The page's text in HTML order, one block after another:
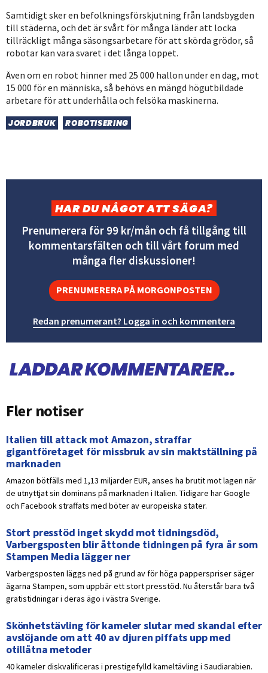
Samtidigt sker en befolkningsförskjutning från landsbygden
till städerna, och det är svårt för många länder att locka
tillräckligt många säsongsarbetare för att skörda grödor, så
robotar kan vara svaret i det långa loppet.
Även om en robot hinner med 25 000 hallon under en dag, mot
15 000 för en människa, så behövs en mängd högutbildade
arbetare för att underhålla och felsöka maskinerna.
JORDBRUK ROBOTISERING
HAR DU NÅGOT ATT SÄGA?
Prenumerera för 99 kr/mån och få tillgång till
kommentarsfälten och till vårt forum med
många fler diskussioner!
PRENUMERERA PÅ MORGONPOSTEN
Redan prenumerant? Logga in och kommentera
Fler notiser
Italien till attack mot Amazon, straffar
gigantföretaget för missbruk av sin maktställning på
marknaden
Amazon bötfälls med 1,13 miljarder EUR, anses ha brutit mot lagen när
de utnyttjat sin dominans på marknaden i Italien. Tidigare har Google
och Facebook straffats med böter av europeiska stater.
Stort presstöd inget skydd mot tidningsdöd,
Varbergsposten blir åttonde tidningen på fyra år som
Stampen Media lägger ner
Varbergsposten läggs ned på grund av för höga papperspriser säger
ägarna Stampen, som uppbär ett stort presstöd. Nu återstår bara två
gratistidningar i deras ägo i västra Sverige.
Skönhetstävling för kameler slutar med skandal efter
avslöjande om att 40 av djuren piffats upp med
otillåtna metoder
40 kameler diskvalificeras i prestigefylld kameltävling i Saudiarabien.